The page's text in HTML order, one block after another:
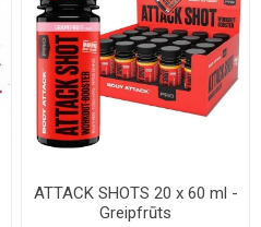
ATTACK SHOTS 20 x 60 ml -
Greipfrūts